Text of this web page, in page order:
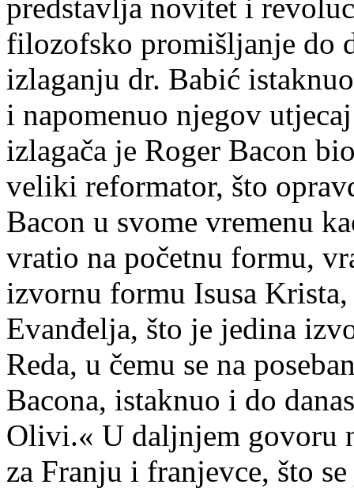
predstavlja novitet i
filozofsko promišljanje do
izlaganju dr. Babić
i napomenuo njegov
izlagača je Roger Bacon
veliki reformator, što
Bacon u svome vremenu
vratio na početnu formu,
izvornu formu Isusa
Evanđelja, što je jedina
Reda, u čemu se na
Bacona, istaknuo i do
Olivi.« U daljnjem govoru
za Franju i franjevce, što